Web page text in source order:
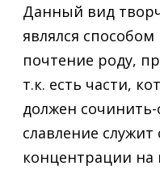
Данный вид
являлся
почтение роду,
т.к. есть части,
должен сочинить-
славление
концентрации